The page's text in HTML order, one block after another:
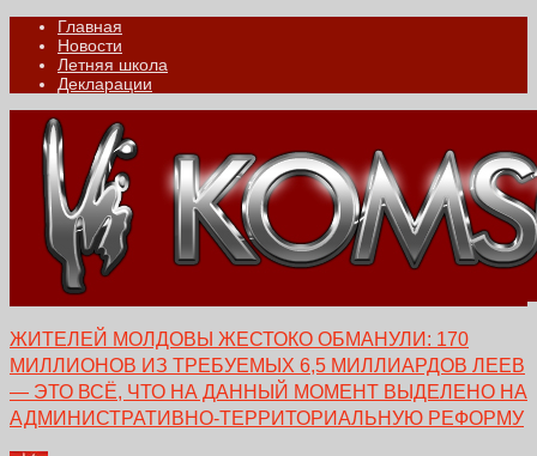
Главная
Новости
Летняя школа
Декларации
ЖИТЕЛЕЙ МОЛДОВЫ ЖЕСТОКО ОБМАНУЛИ: 170
МИЛЛИОНОВ ИЗ ТРЕБУЕМЫХ 6,5 МИЛЛИАРДОВ ЛЕЕВ
— ЭТО ВСЁ, ЧТО НА ДАННЫЙ МОМЕНТ ВЫДЕЛЕНО НА
АДМИНИСТРАТИВНО-ТЕРРИТОРИАЛЬНУЮ РЕФОРМУ